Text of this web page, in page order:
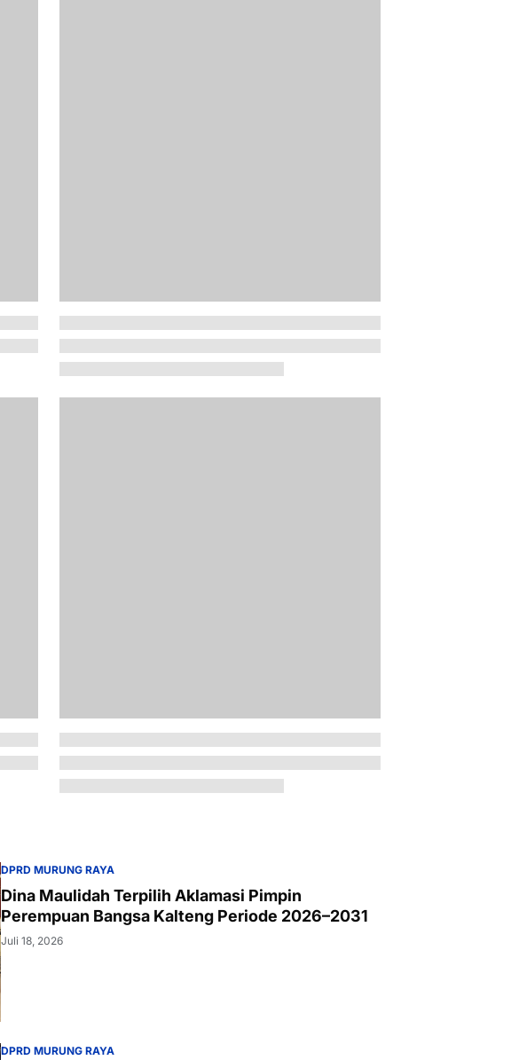
DPRD MURUNG RAYA
Dina Maulidah Terpilih Aklamasi Pimpin
Perempuan Bangsa Kalteng Periode 2026–2031
Juli 18, 2026
DPRD MURUNG RAYA